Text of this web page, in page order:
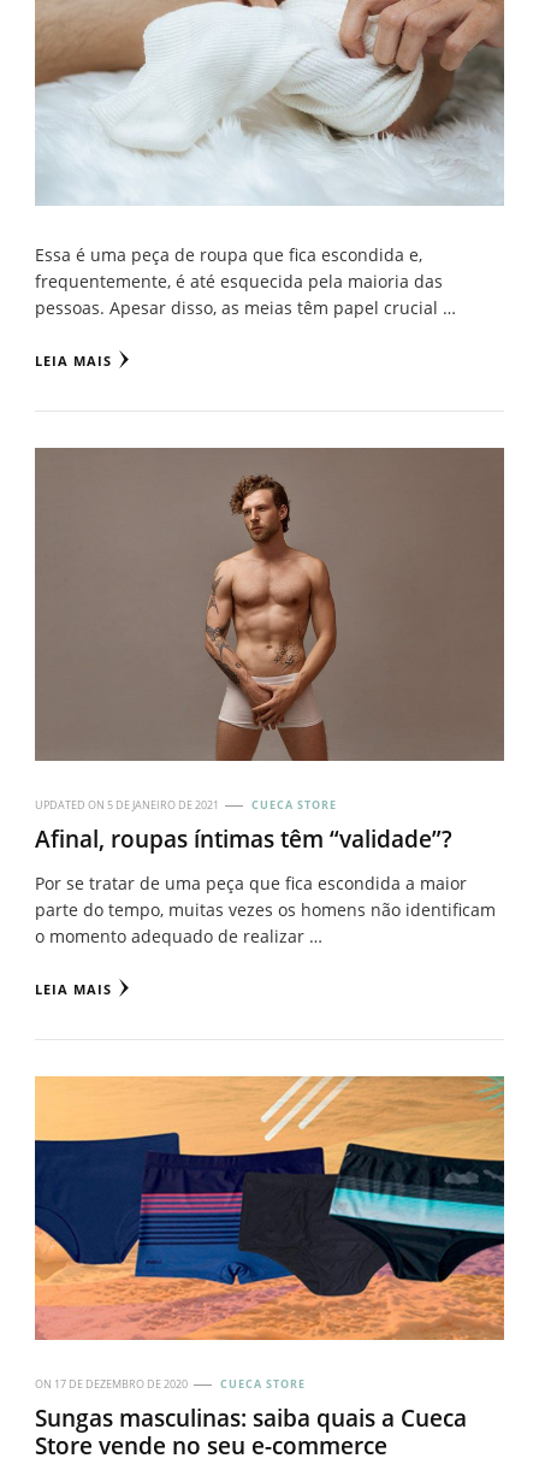
Essa é uma peça de roupa que fica escondida e,
frequentemente, é até esquecida pela maioria das
pessoas. Apesar disso, as meias têm papel crucial …
LEIA MAIS
UPDATED ON 5 DE JANEIRO DE 2021 CUECA STORE
Afinal, roupas íntimas têm “validade”?
Por se tratar de uma peça que fica escondida a maior
parte do tempo, muitas vezes os homens não identificam
o momento adequado de realizar …
LEIA MAIS
ON 17 DE DEZEMBRO DE 2020 CUECA STORE
Sungas masculinas: saiba quais a Cueca
Store vende no seu e-commerce